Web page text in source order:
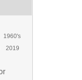
1960's
2019